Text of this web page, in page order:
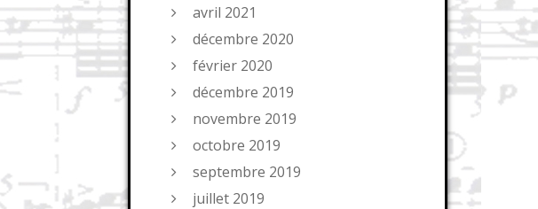
avril 2021
décembre 2020
février 2020
décembre 2019
novembre 2019
octobre 2019
septembre 2019
juillet 2019